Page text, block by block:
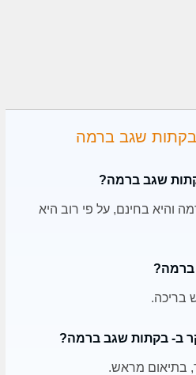
בקתות שגב ברמה
שגב ברמה?
והיא בחינם, על פי רוב היא
ברמה?
בריכה.
ב- בקתות שגב ברמה?
בתיאום מראש.